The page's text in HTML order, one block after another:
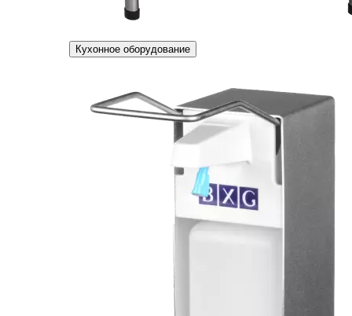
Кухонное оборудование